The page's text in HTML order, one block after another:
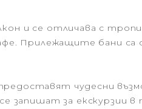
и се отличава с
Прилежащите бани са
чудесни
запишат за